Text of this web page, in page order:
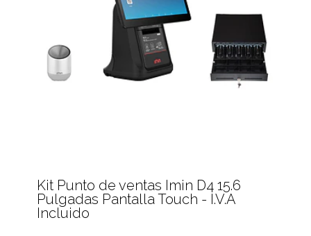
Kit Punto de ventas Imin D4 15.6
Pulgadas Pantalla Touch - I.V.A
Incluido